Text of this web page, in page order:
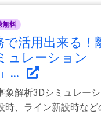
無料
で活用出来る！
ュレーション
...
象解析3Dシミュレー
時、ライン新設時など